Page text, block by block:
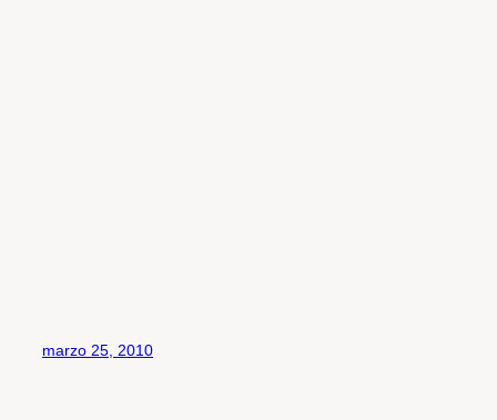
marzo 25, 2010